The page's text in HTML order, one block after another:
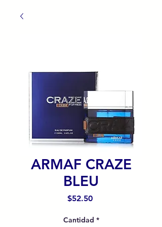
ARMAF CRAZE
BLEU
$52.50Precio
Cantidad *